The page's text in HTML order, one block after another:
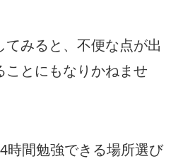
てみると、不便な点が出
ことにもなりかねませ
時間勉強できる場所選び